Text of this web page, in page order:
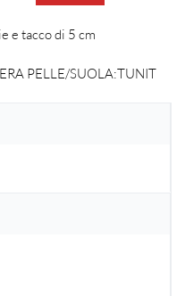
e tacco di 5 cm
PELLE/SUOLA:TUNIT